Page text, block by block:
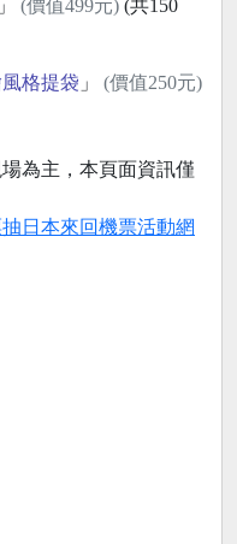
(價值499元)(共150
格提袋 」 (價值250元)
為主，本頁面資訊僅
日本來回機票活動網